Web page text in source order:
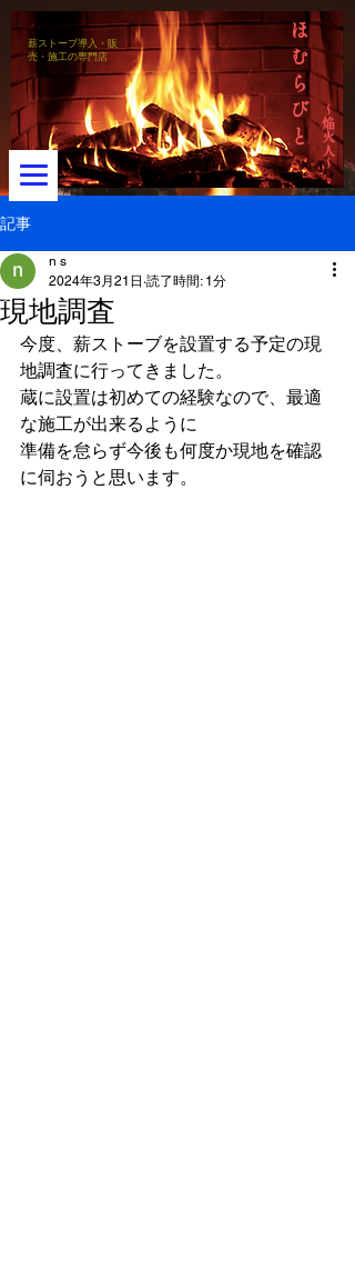
メニュー
薪ストーブ導入・販
売・施工の専門店
ほ
む
ら
び
と
～焔火人～
記事
現地調査
n s
2024年3月21日 読了時間: 1分
今度、薪ストーブを設置する予定の現
地調査に行ってきました。
蔵に設置は初めての経験なので、最適
な施工が出来るように
準備を怠らず今後も何度か現地を確認
に伺おうと思います。